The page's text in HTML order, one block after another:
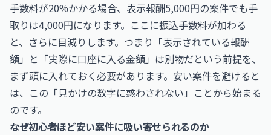
手数料が20%かかる場合、表示報酬5,000円の案件でも手
取りは4,000円になります。ここに振込手数料が加わる
と、さらに目減りします。つまり「表示されている報酬
額」と「実際に口座に入る金額」は別物だという前提を、
まず頭に入れておく必要があります。安い案件を避けると
は、この「見かけの数字に惑わされない」ことから始まる
のです。
なぜ初心者ほど安い案件に吸い寄せられるのか